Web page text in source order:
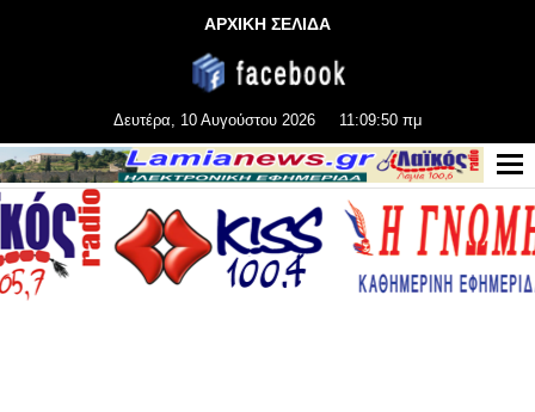
ΑΡΧΙΚΗ ΣΕΛΙΔΑ
Δευτέρα, 10 Αυγούστου 2026 11:09:50 πμ